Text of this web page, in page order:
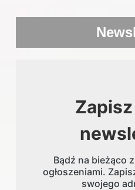
Bądź na bieżąco
ogłoszeniami.
swojego